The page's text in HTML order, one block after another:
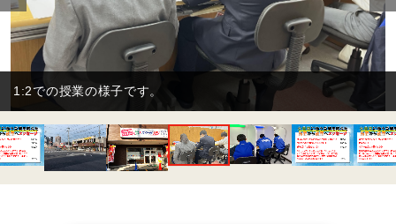
自習室の様子です。予約は不要で授業がな
す。